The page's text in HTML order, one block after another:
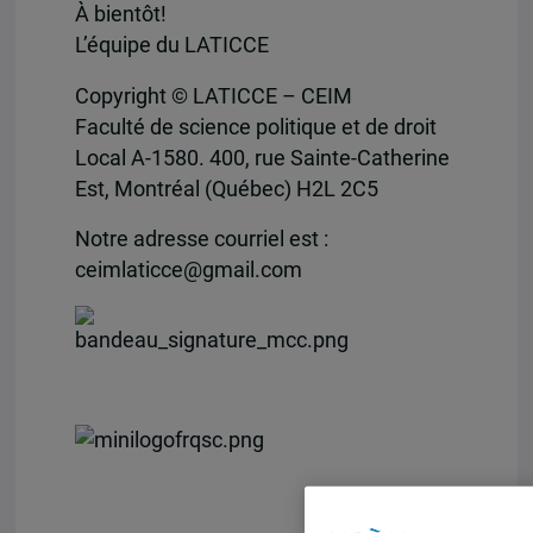
À bientôt!
L’équipe du LATICCE
Copyright © LATICCE – CEIM
Faculté de science politique et de droit
Local A-1580. 400, rue Sainte-Catherine
Est, Montréal (Québec) H2L 2C5
Notre adresse courriel est :
ceimlaticce@gmail.com